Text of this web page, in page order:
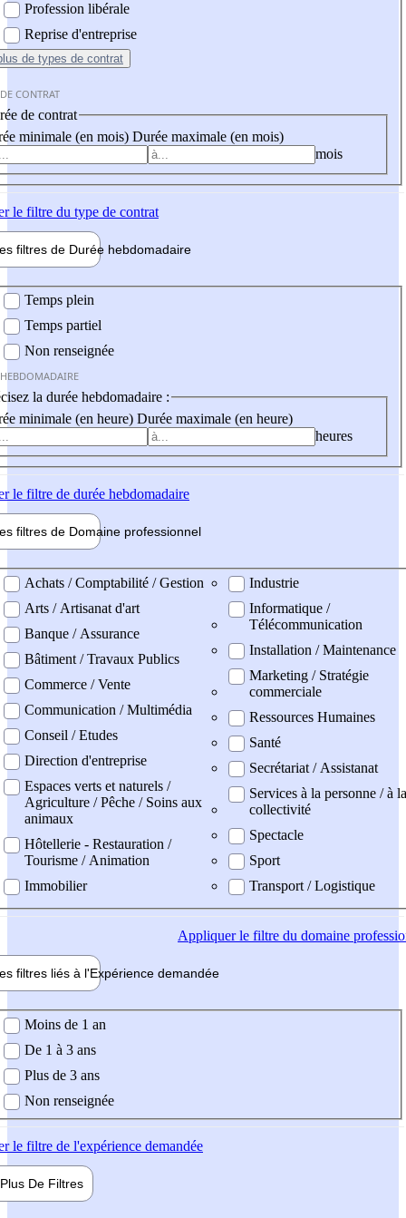
Profession libérale
Reprise d'entreprise
de types de contrat
CONTRAT
de contrat
minimale (en mois) Durée maximale (en mois)
mois
le filtre du type de contrat
filtres de Durée hebdomadaire
Temps plein
Temps partiel
Non renseignée
la durée hebdomadaire :
minimale (en heure) Durée maximale (en heure)
heures
le filtre de durée hebdomadaire
filtres de Domaine professionnel
professionel
Achats / Comptabilité / Gestion
Arts / Artisanat d'art
Banque / Assurance
Bâtiment / Travaux Publics
Commerce / Vente
Communication / Multimédia
Conseil / Etudes
Direction d'entreprise
Espaces verts et naturels /
Agriculture / Pêche / Soins aux
animaux
Hôtellerie - Restauration /
Tourisme / Animation
Immobilier
Industrie
Informatique /
Télécommunication
Installation / Maintenance
Marketing / Stratégie
commerciale
Ressources Humaines
Santé
Secrétariat / Assistanat
Services à la personne / à la
collectivité
Spectacle
Sport
Transport / Logistique
Appliquerle filtre du domaine
filtres liés à l'Expérience demandée
demandée
Moins de 1 an
De 1 à 3 ans
Plus de 3 ans
Non renseignée
le filtre de l'expérience demandée
Plus De Filtres